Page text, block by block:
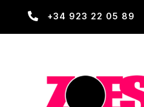
+34 923 22 05 89